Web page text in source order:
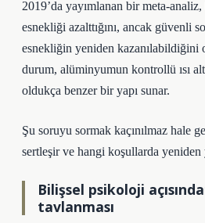
2019’da yayımlanan bir meta-
esnekliği azalttığını, ancak güvenli
esnekliğin yeniden kazanılabildiğini
durum, alüminyumun kontrollü ısı
oldukça benzer bir yapı sunar.
Şu soruyu sormak kaçınılmaz hale
sertleşir ve hangi koşullarda yeniden
Bilişsel psikoloji
tavlanması